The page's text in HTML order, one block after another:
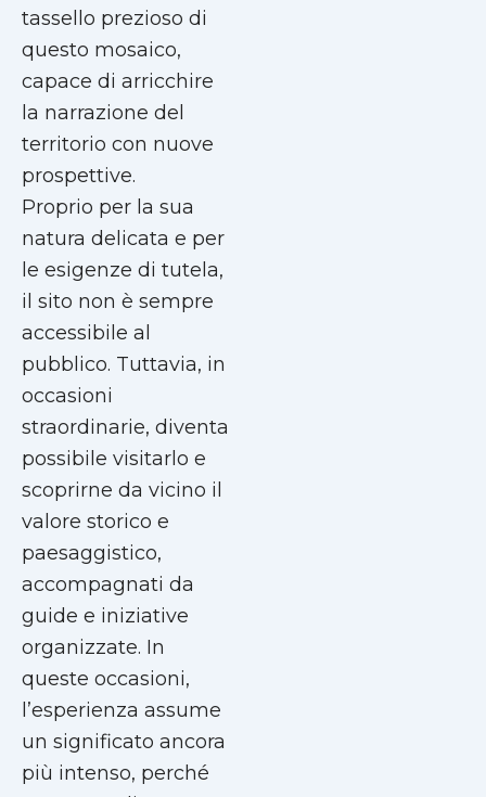
tassello prezioso di
questo mosaico,
capace di arricchire
la narrazione del
territorio con nuove
prospettive.
Proprio per la sua
natura delicata e per
le esigenze di tutela,
il sito non è sempre
accessibile al
pubblico. Tuttavia, in
occasioni
straordinarie, diventa
possibile visitarlo e
scoprirne da vicino il
valore storico e
paesaggistico,
accompagnati da
guide e iniziative
organizzate. In
queste occasioni,
l’esperienza assume
un significato ancora
più intenso, perché